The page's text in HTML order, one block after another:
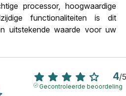
processor, hoogwaardige
functionaliteiten is dit
uitstekende waarde voor uw
4/5
Gecontroleerde beoordeling